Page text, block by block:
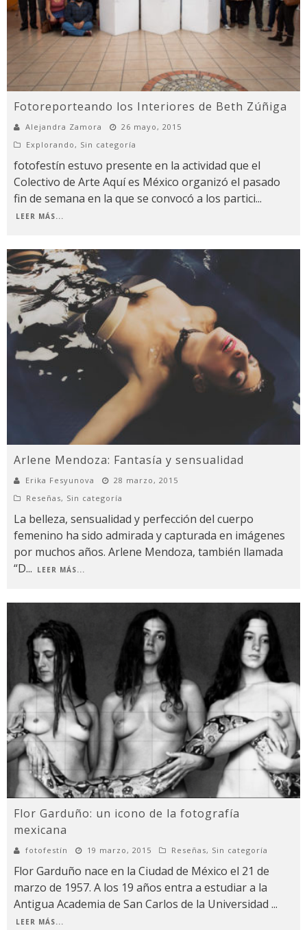
Fotoreporteando los Interiores de Beth Zúñiga
Alejandra Zamora
26 mayo, 2015
Explorando , Sin categoría
fotofestín estuvo presente en la actividad que el
Colectivo de Arte Aquí es México organizó el pasado
fin de semana en la que se convocó a los partici...
LEER MÁS...
Arlene Mendoza: Fantasía y sensualidad
Erika Fesyunova
28 marzo, 2015
Reseñas, Sin categoría
La belleza, sensualidad y perfección del cuerpo
femenino ha sido admirada y capturada en imágenes
por muchos años. Arlene Mendoza, también llamada
“D... LEER MÁS...
Flor Garduño: un icono de la fotografía
mexicana
fotofestín 19 marzo, 2015 Reseñas, Sin categoría
Flor Garduño nace en la Ciudad de México el 21 de
marzo de 1957. A los 19 años entra a estudiar a la
Antigua Academia de San Carlos de la Universidad ...
LEER MÁS...